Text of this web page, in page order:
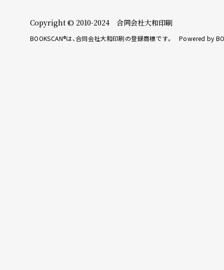
Copyright © 2010-2024 合同会社大和印刷
BOOKSCAN®は、合同会社大和印刷の登録商標です。 Powered by